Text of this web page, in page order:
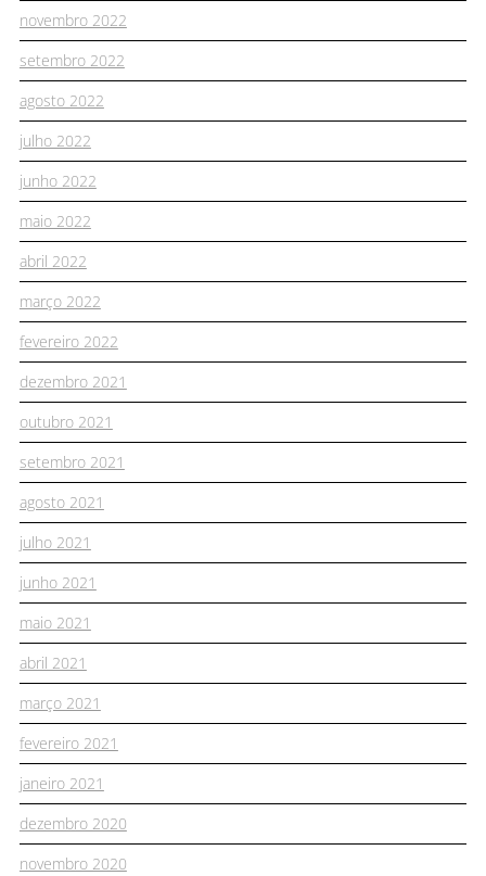
novembro 2022
setembro 2022
agosto 2022
julho 2022
junho 2022
maio 2022
abril 2022
março 2022
fevereiro 2022
dezembro 2021
outubro 2021
setembro 2021
agosto 2021
julho 2021
junho 2021
maio 2021
abril 2021
março 2021
fevereiro 2021
janeiro 2021
dezembro 2020
novembro 2020